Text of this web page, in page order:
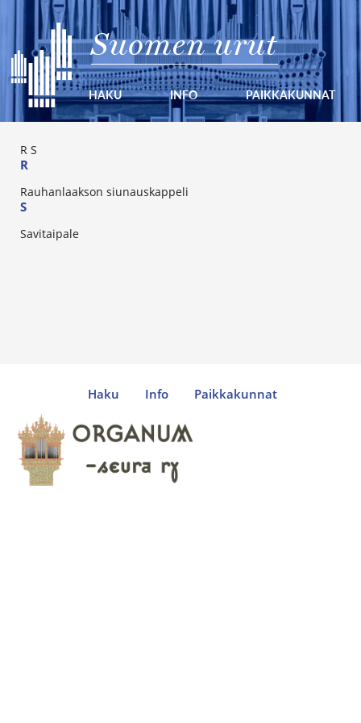
Suomen urut
HAKU INFO PAIKKAKUNNAT
R S
R
Rauhanlaakson siunauskappeli
S
Savitaipale
Haku Info Paikkakunnat